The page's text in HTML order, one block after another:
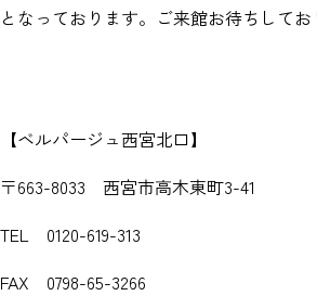
となっております。ご来館お待ちしてお
【ベルパージュ西宮北口】
〒663-8033 西宮市高木東町3-41
TEL 0120-619-313
FAX 0798-65-3266